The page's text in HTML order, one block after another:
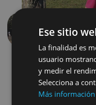
Aurrekoa
Ese sitio
La finalidad es
usuario
y medir el
Selecciona a
Más información